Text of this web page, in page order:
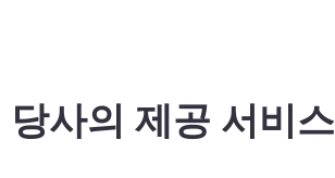
당사의 제공 서비스